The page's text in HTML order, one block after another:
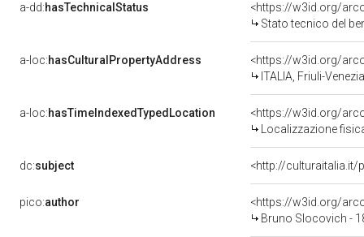
a-dd:hasTechnicalStatus
<https://w3id.org/
Stato tecnico del
a-loc:hasCulturalPropertyAddress
<https://w3id.org/
ITALIA, Friuli-
a-loc:hasTimeIndexedTypedLocation
<https://w3id.org/
Localizzazione
dc:subject <http://
pico:author
<https://w3id.org/
Bruno Slocovich -